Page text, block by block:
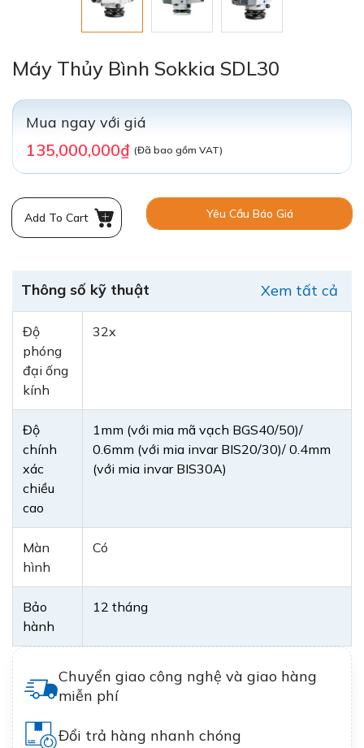
Máy Thủy Bình Sokkia SDL30
Mua ngay với giá
135,000,000₫ (Đã bao gồm VAT)
Add To Cart Yêu Cầu Báo Giá
Thông số kỹ thuật Xem tất cả
Độ
phóng
đại ống
kính
32x
Độ
chính
xác
chiều
cao
1mm (với mia mã vạch BGS40/50)/
0.6mm (với mia invar BIS20/30)/ 0.4mm
(với mia invar BIS30A)
Màn
hình
Có
Bảo
hành
12 tháng
Chuyển giao công nghệ và giao hàng
miễn phí
Đổi trả hàng nhanh chóng